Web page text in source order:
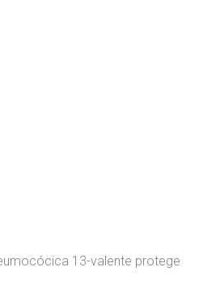
13-valente protege